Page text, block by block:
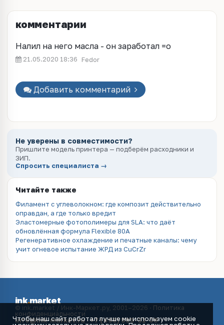
комментарии
Налил на него масла - он заработал =o
21.05.2020 18:36 Fedor
Добавить комментарий
Не уверены в совместимости?
Пришлите модель принтера — подберём расходники и
ЗИП.
Спросить специалиста →
Читайте также
Филамент с углеволокном: где композит действительно
оправдан, а где только вредит
Эластомерные фотополимеры для SLA: что даёт
обновлённая формула Flexible 80A
Регенеративное охлаждение и печатные каналы: чему
учит огневое испытание ЖРД из CuCrZr
ink.market
© ink.market / Инк-Маркет.ру, 2001–2026 · Политика
конфиденциальности
info@ink-market.ru·+7 (495) 565-31-09
Чтобы наш сайт работал лучше мы используем cookie